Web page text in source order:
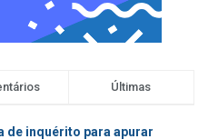
Últimas
de inquérito para apurar